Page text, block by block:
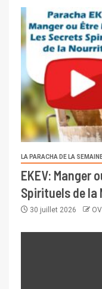
LA PARACHA DE LA
EKEV: Manger
Spirituels de la
30 juillet 2026